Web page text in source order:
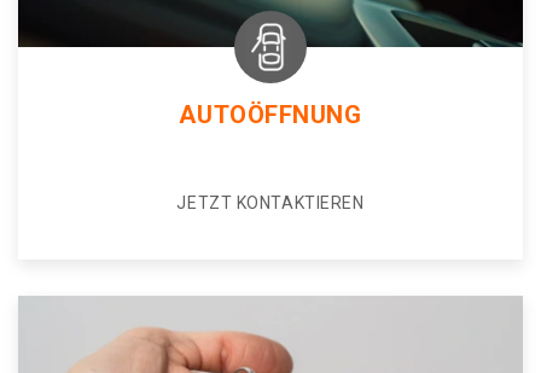
AUTOÖFFNUNG
JETZT KONTAKTIEREN